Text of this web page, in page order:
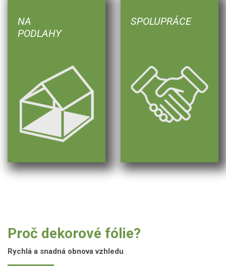
NA
PODLAHY
SPOLUPRÁCE
Proč dekorové fólie?
Rychlá a snadná obnova vzhledu